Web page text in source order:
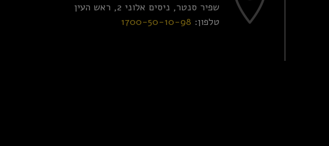
שפיר סנטר, ניסים אלוני 2, ראש העין
טלפון: 1700-50-10-98